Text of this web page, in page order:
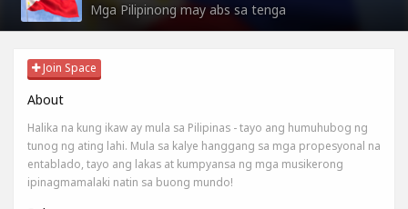
Mga Pilipinong may abs sa tenga
Join Space
About
Halika na kung ikaw ay mula sa Pilipinas - tayo ang humuhubog ng
tunog ng ating lahi. Mula sa kalye hanggang sa mga propesyonal na
entablado, tayo ang lakas at kumpyansa ng mga musikerong
ipinagmamalaki natin sa buong mundo!